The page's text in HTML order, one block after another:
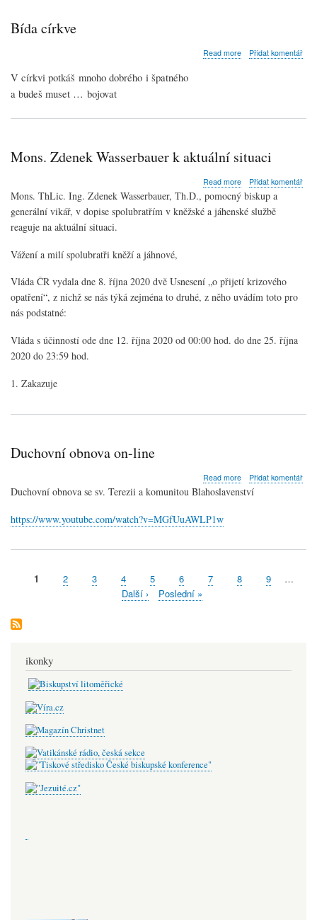
Bída církve
Read moreaboutPřidat komentář
V církvi potkáš mnoho dobrého i špatného
a budeš muset … bojovat
Mons. Zdenek Wasserbauer k aktuální situaci
Read moreabout
Mons.
Zdenek
Wasserbauer
Přidat komentář
Mons. ThLic. Ing. Zdenek Wasserbauer, Th.D., pomocný biskup a
generální vikář, v dopise spolubratřím v kněžské a jáhenské službě
reaguje na aktuální situaci.
Vážení a milí spolubratři kněží a jáhnové,
Vláda ČR vydala dne 8. října 2020 dvě Usnesení „o přijetí krizového
opatření“, z nichž se nás týká zejména to druhé, z něho uvádím toto pro
nás podstatné:
Vláda s účinností ode dne 12. října 2020 od 00:00 hod. do dne 25. října
2020 do 23:59 hod.
1. Zakazuje
Duchovní obnova on-line
Read moreabout
Duchovní
Přidat komentář
Duchovní obnova se sv. Terezii a komunitou Blahoslavenství
https://www.youtube.com/watch?v=MGfUuAWLP1w
Aktuální
1 Stránka
2 Stránka
3 Stránka
4 Stránka
5 Stránka
6 Stránka
7 Stránka
8 Stránka
9
…
Následující
Další ›
Poslední
Poslední »
ikonky